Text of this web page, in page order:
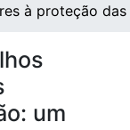
à proteção
um